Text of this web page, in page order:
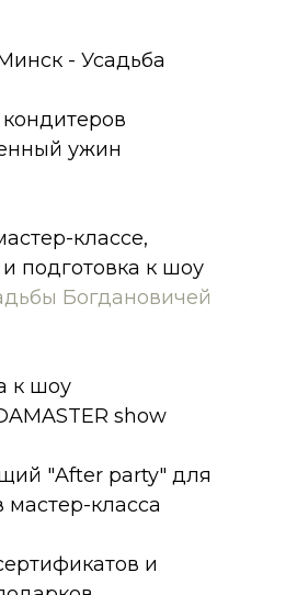
- Усадьба
ужин
классе,
подготовка к шоу
Богдановичей
к шоу
show
"After party" для
мастер-класса
и